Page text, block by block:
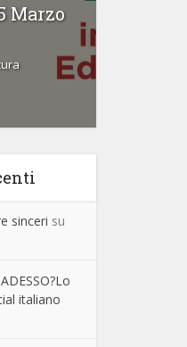
Marzo
sinceri su
italiano